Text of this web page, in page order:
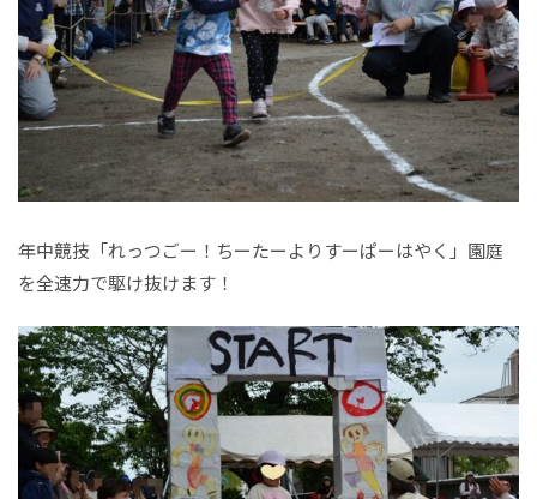
年中競技「れっつごー！ちーたーよりすーぱーはやく」園庭
を全速力で駆け抜けます！